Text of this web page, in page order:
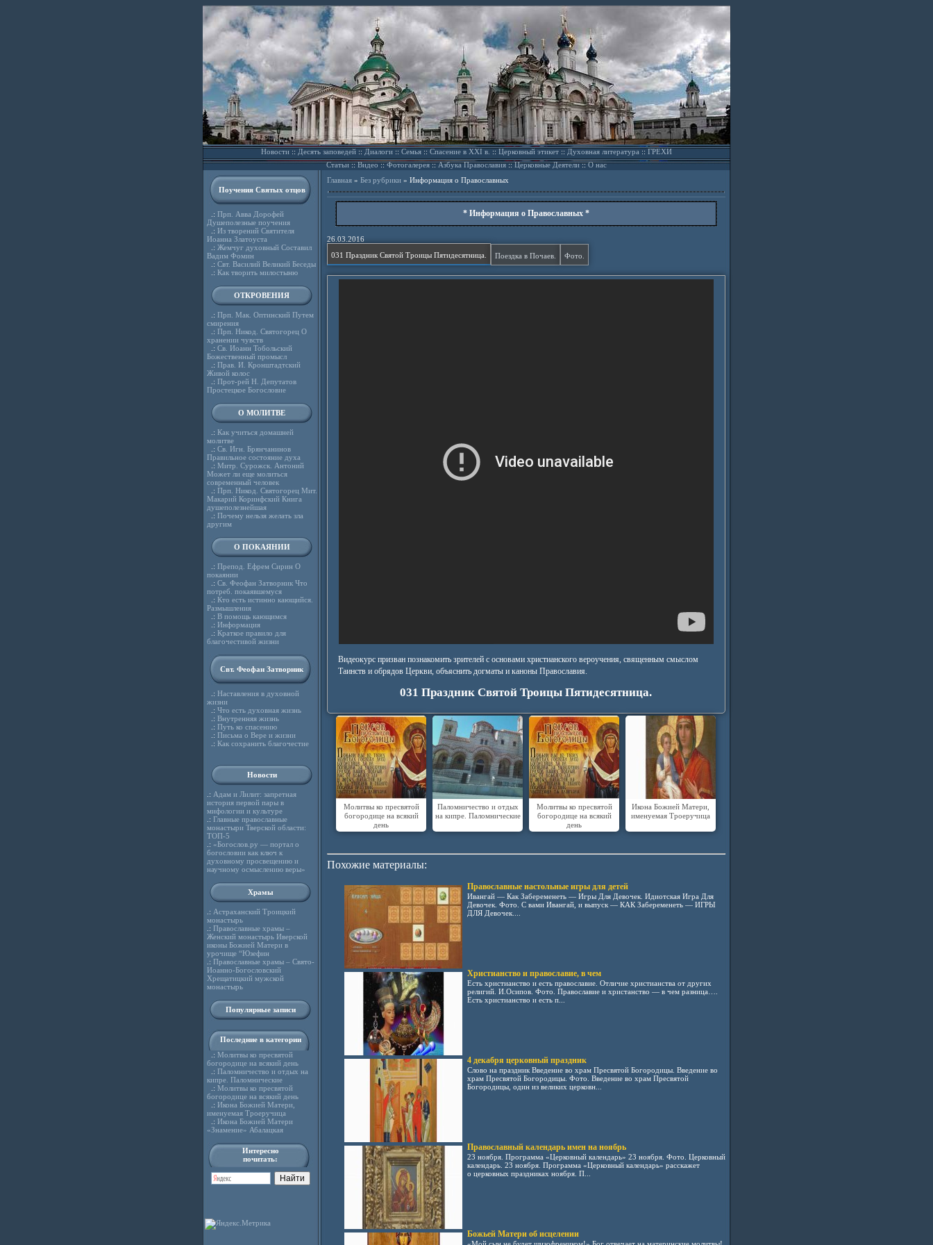
Новости::Десять заповедей::Диалоги::Семья::Спасение в XXI в.::Церковный этикет::Духовная литература::ГРЕХИ
Статьи::Видео ::Фотогалерея::Азбука Православия::Церковные Деятели::О нас
Поучения Святых отцов
.: Прп. Авва Дорофей
Душеполезные поучения
.: Из творений Святителя
Иоанна Златоуста
.: Жемчуг духовный Составил
Вадим Фомин
.: Свт. Василий Великий Беседы
.: Как творить милостыню
ОТКРОВЕНИЯ
.: Прп. Мак. Оптинский Путем
смирения
.: Прп. Никод. Святогорец О
хранении чувств
.: Св. Иоанн Тобольский
Божественный промысл
.: Прав. И. Кронштадтский
Живой колос
.: Прот-рей Н. Депутатов
Простецкое Богословие
О МОЛИТВЕ
.: Как учиться домашней
молитве
.: Св. Игн. Брянчанинов
Правильное состояние духа
.: Митр. Сурожск. Антоний
Может ли еще молиться
современный человек
.: Прп. Никод. Святогорец Мит.
Макарий Коринфский Книга
душеполезнейшая
.: Почему нельзя желать зла
другим
О ПОКАЯНИИ
.: Препод. Ефрем Сирин О
покаянии
.: Св. Феофан Затворник Что
потреб. покаявшемуся
.: Кто есть истинно кающийся.
Размышления
.: В помощь кающимся
.: Информация
.: Краткое правило для
благочестивой жизни
Свт. Феофан Затворник
.: Наставления в духовной
жизни
.: Что есть духовная жизнь
.: Внутренняя жизнь
.: Путь ко спасению
.: Письма о Вере и жизни
.: Как сохранить благочестие
Новости
.: Адам и Лилит: запретная
история первой пары в
мифологии и культуре
.: Главные православные
монастыри Тверской области:
ТОП-5
.: «Богослов.ру — портал о
богословии как ключ к
духовному просвещению и
научному осмыслению веры»
Храмы
.: Астраханский Троицкий
монастырь
.: Православные храмы –
Женский монастырь Иверской
иконы Божией Матери в
урочище “Юзефин
.: Православные храмы – Свято-
Иоанно-Богословский
Хрещатицкий мужской
монастырь
Популярные записи
Последние в категории
.: Молитвы ко пресвятой
богородице на всякий день
.: Паломничество и отдых на
кипре. Паломнические
.: Молитвы ко пресвятой
богородице на всякий день
.: Икона Божией Матери,
именуемая Троеручица
.: Икона Божией Матери
«Знамение» Абалацкая
Интересно
почитать:
Главная» Без рубрики» Информация о Православных
* Информация о Православных *
26.03.2016
031 Праздник Святой Троицы Пятидесятница.
Поездка в Почаев. Фото.
Видеокурс призван познакомить зрителей с основами христианского вероучения, священным смыслом
Таинств и обрядов Церкви, объяснить догматы и каноны Православия.
031 Праздник Святой Троицы Пятидесятница.
Молитвы ко пресвятой
богородице на всякий
день
Паломничество и отдых
на кипре. Паломнические
Молитвы ко пресвятой
богородице на всякий
день
Икона Божией Матери,
именуемая Троеручица
Похожие материалы:
Православные настольные игры для детей
Ивангай — Как Забеременеть — Игры Для Девочек. Идиотская Игра Для
Девочек. Фото. С вами Ивангай, и выпуск — КАК Забеременеть — ИГРЫ
ДЛЯ Девочек....
Христианство и православие, в чем
Есть христианство и есть православие. Отличие христианства от других
религий. И.Осипов. Фото. Православие и христанство — в чем разница….
Есть христианство и есть п...
4 декабря церковный праздник
Слово на праздник Введение во храм Пресвятой Богородицы. Введение во
храм Пресвятой Богородицы. Фото. Введение во храм Пресвятой
Богородицы, один из великих церковн...
Православный календарь имен на ноябрь
23 ноября. Программа «Церковный календарь» 23 ноября. Фото. Церковный
календарь. 23 ноября. Программа «Церковный календарь» расскажет
о церковных праздниках ноября. П...
Божьей Матери об исцелении